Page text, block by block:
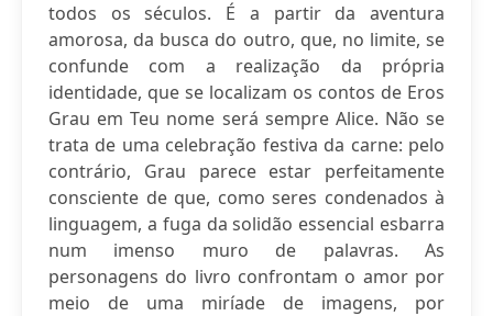
todos os séculos. É a partir da aventura
amorosa, da busca do outro, que, no limite, se
confunde com a realização da própria
identidade, que se localizam os contos de Eros
Grau em Teu nome será sempre Alice. Não se
trata de uma celebração festiva da carne: pelo
contrário, Grau parece estar perfeitamente
consciente de que, como seres condenados à
linguagem, a fuga da solidão essencial esbarra
num imenso muro de palavras. As
personagens do livro confrontam o amor por
meio de uma miríade de imagens, por